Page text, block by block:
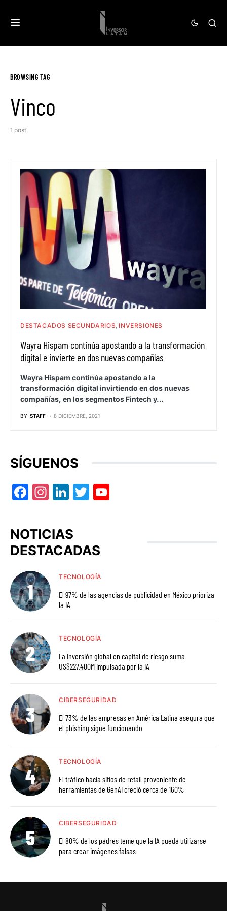
BROWSING TAG
Vinco
1 post
DESTACADOS SECUNDARIOS INVERSIONES
Wayra Hispam continúa apostando a la transformación
digital e invierte en dos nuevas compañías
Wayra Hispam continúa apostando a la
transformación digital invirtiendo en dos nuevas
compañías, en los segmentos Fintech y…
BY STAFF 8 DICIEMBRE, 2021
SÍGUENOS
Facebook
Instagram
LinkedIn
Twitter
NOTICIAS
DESTACADAS
TECNOLOGÍA
El 97% de las agencias de publicidad en México prioriza
la IA
TECNOLOGÍA
La inversión global en capital de riesgo suma
US$227.400M impulsada por la IA
CIBERSEGURIDAD
El 73% de las empresas en América Latina asegura que
el phishing sigue funcionando
TECNOLOGÍA
El tráfico hacia sitios de retail proveniente de
herramientas de GenAI creció cerca de 160%
CIBERSEGURIDAD
El 80% de los padres teme que la IA pueda utilizarse
para crear imágenes falsas